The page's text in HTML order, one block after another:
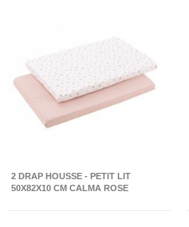
2 DRAP HOUSSE - PETIT LIT
50X82X10 CM CALMA ROSE